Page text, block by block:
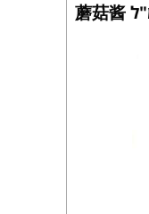
רוטב סויה פטריות 800 מ"ל 蘑菇酱